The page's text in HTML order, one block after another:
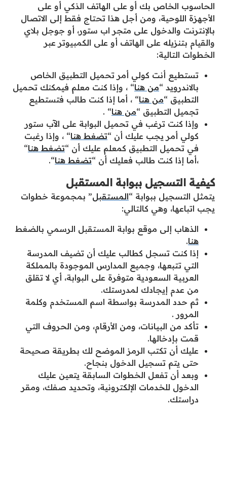
الحاسوب الخاص بك أو على الهاتف الذكي أو على
الأجهزة اللوحية، ومن أجل هذا تحتاج فقط إلى الاتصال
بالإنترنت والدخول على متجر اب ستور، أو جوجل بلاي
والقيام بتنزيله على الهاتف أو على الكمبيوتر عبر
الخطوات التالية:
تستطيع أنت كولي أمر تحميل التطبيق الخاص
بالاندرويد “من هنا“ ، وإذا كنت معلم فيمكنك تحميل
التطبيق “من هنا“ ، أما إذا كنت طالب فتستطيع
تجميل التطبيق “من هنا“ .
وإذا كنت ترغب في تحميل البوابة على الآب ستور
كولي أمر يجب عليك أن “تضغط هنا“ ، وإذا رغبت
في تحميل التطبيق كمعلم عليك أن “تضغط هنا“
،أما إذا كنت طالب فعليك أن “تضغط هنا“.
كيفية التسجيل ببوابة المستقبل
يتمثل التسجيل ببوابة “المستقبل” بمجموعة خطوات
يجب اتباعها، وهي كالتالي:
الذهاب إلى موقع بوابة المستقبل الرسمي بالضغط
هنا.
إذا كنت تسجل كطالب عليك أن تضيف المدرسة
التي تتبعها، وجميع المدارس الموجودة بالمملكة
العربية السعودية متوفرة على البوابة، أي لا تقلق
من عدم إيجادك لمدرستك.
ثم حدد المدرسة بواسطة اسم المستخدم وكلمة
المرور .
تأكد من البيانات، ومن الأرقام، ومن الحروف التي
قمت بإدخالها.
عليك أن تكتب الرمز الموضح لك بطريقة صحيحة
حتى يتم تسجيل الدخول بنجاح.
وبعد أن تفعل الخطوات السابقة يتعين عليك
الدخول للخدمات الإلكترونية، وتحديد صفك، ومقر
دراستك.